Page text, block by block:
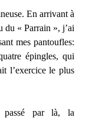
En arrivant à
du « Parrain », j’ai
mes pantoufles:
épingles, qui
l’exercice le plus
passé par là, la